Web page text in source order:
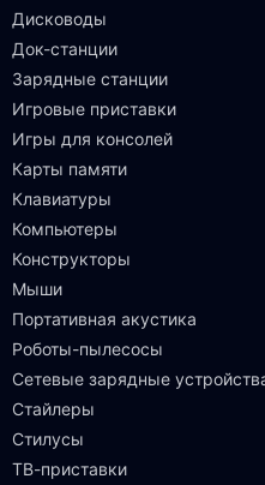
Дисководы
Док-станции
Зарядные станции
Игровые приставки
Игры для консолей
Карты памяти
Клавиатуры
Компьютеры
Конструкторы
Мыши
Портативная акустика
Роботы-пылесосы
Сетевые зарядные
Стайлеры
Стилусы
ТВ-приставки